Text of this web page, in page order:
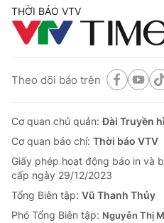
THỜI BÁO VTV
Theo dõi báo trên
Cơ quan chủ quản:Đài Truyền
Cơ quan báo chí: Thời báo VTV
Giấy phép hoạt động báo in và
cấp ngày 29/12/2023
Tổng Biên tập: Vũ Thanh Thủy
Phó Tổng Biên tập: Nguyễn Thị